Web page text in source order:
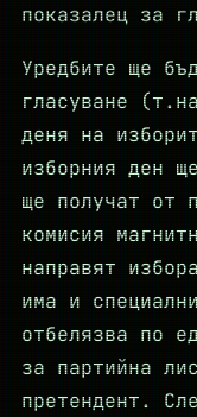
показалец за
Уредбите ще
гласуване
деня на
изборния ден
ще получат от
комисия
направят
има и
отбелязва по
за партийна
претендент.